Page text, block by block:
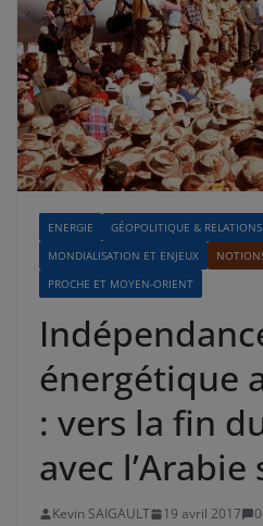
ENERGIE
GÉOPOLITIQUE &
MONDIALISATION ET ENJEUX
PROCHE ET MOYEN-ORIENT
énergétique
: vers la fin
avec
Kevin SAIGAULT 19 avril 2017